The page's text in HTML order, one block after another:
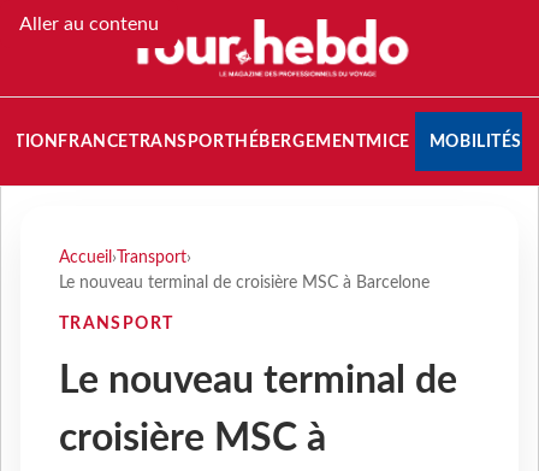
Aller au contenu
FRANCETRANSPORT HÉBERGEMENTMICE MOBILITÉS
Accueil › Transport›
Le nouveau terminal de croisière MSC à Barcelone
TRANSPORT
Le nouveau terminal de
croisière MSC à